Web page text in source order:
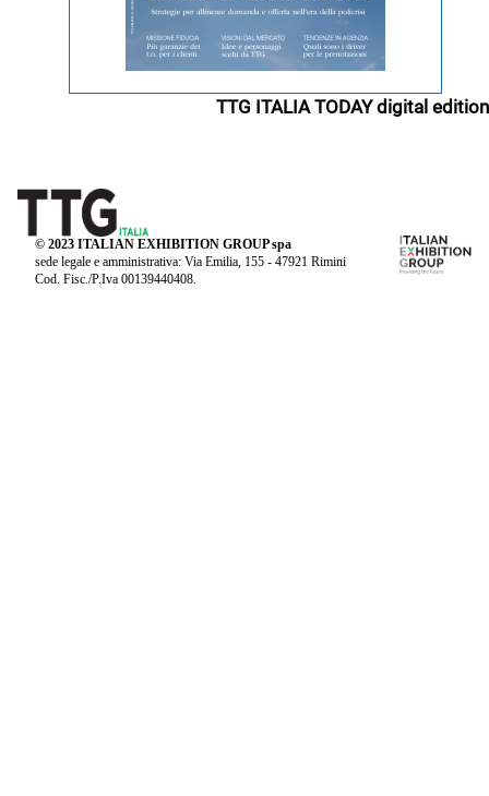
TTG ITALIA TODAY digital edition
© 2023 ITALIAN EXHIBITION GROUP spa
sede legale e amministrativa: Via Emilia, 155 - 47921 Rimini
Cod. Fisc./P.Iva 00139440408.